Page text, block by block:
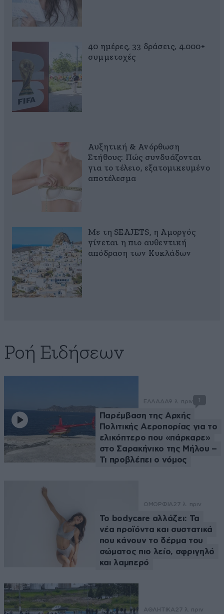
40 ημέρες, 33 δράσεις, 4.000+
συμμετοχές
Αυξητική & Ανόρθωση
Στήθους: Πώς συνδυάζονται
για το τέλειο, εξατομικευμένο
αποτέλεσμα
Με τη SEAJETS, η Αμοργός
γίνεται η πιο αυθεντική
απόδραση των Κυκλάδων
Ροή Ειδήσεων
ΕΛΛΑΔΑ9 λ. πριν
Παρέμβαση της Αρχής
Πολιτικής Αεροπορίας για το
ελικόπτερο που «πάρκαρε»
στο Σαρακήνικο της Μήλου –
Τι προβλέπει ο νόμος
ΟΜΟΡΦΙΑ27 λ. πριν
Το bodycare αλλάζει: Τα
νέα προϊόντα και συστατικά
που κάνουν το δέρμα του
σώματος πιο λείο, σφριγηλό
και λαμπερό
ΑΘΛΗΤΙΚΑ27 λ. πριν